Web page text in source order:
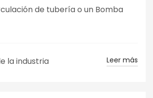
de tubería o un Bomba
la industria Leer más